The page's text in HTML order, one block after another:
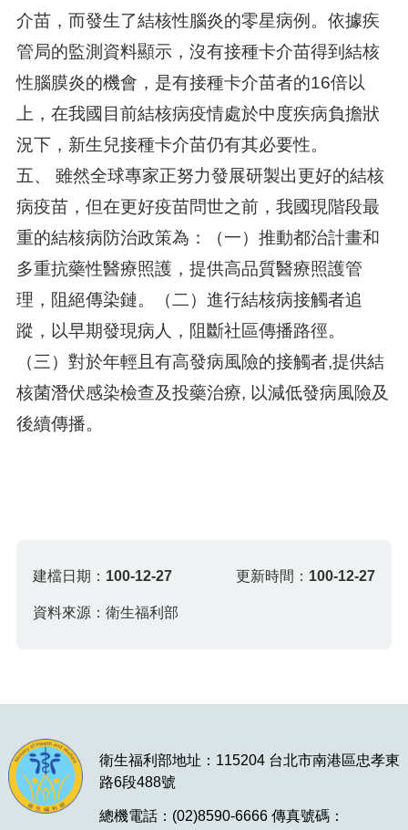
介苗，而發生了結核性腦炎的零星病例。依據疾
管局的監測資料顯示，沒有接種卡介苗得到結核
性腦膜炎的機會，是有接種卡介苗者的16倍以
上，在我國目前結核病疫情處於中度疾病負擔狀
況下，新生兒接種卡介苗仍有其必要性。
五、 雖然全球專家正努力發展研製出更好的結核
病疫苗，但在更好疫苗問世之前，我國現階段最
重的結核病防治政策為：（一）推動都治計畫和
多重抗藥性醫療照護，提供高品質醫療照護管
理，阻絕傳染鏈。（二）進行結核病接觸者追
蹤，以早期發現病人，阻斷社區傳播路徑。
（三）對於年輕且有高發病風險的接觸者,提供結
核菌潛伏感染檢查及投藥治療, 以減低發病風險及
後續傳播。
建檔日期： 100-12-27 更新時間： 100-12-27
資料來源：衛生福利部
衛生福利部地址：115204 台北市南港區忠孝東
路6段488號
總機電話：(02)8590-6666 傳真號碼：